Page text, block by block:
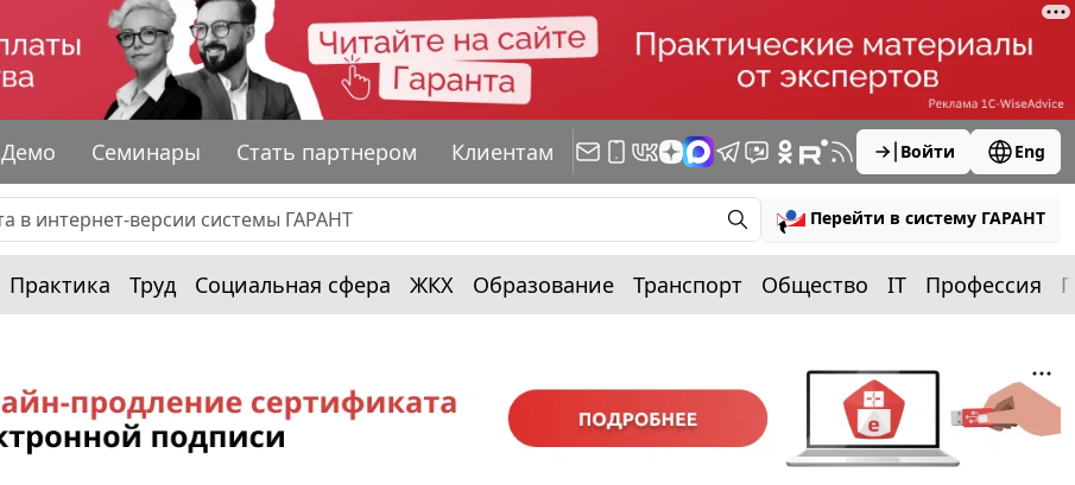
Демо Семинары Стать партнером Клиентам Войти Eng
Перейти в систему ГАРАНТ
Практика Труд Социальная сфера ЖКХ Образование Транспорт Общество IT Профессия